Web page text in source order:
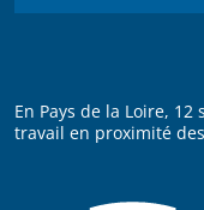
En Pays de la Loire,
travail en proximité